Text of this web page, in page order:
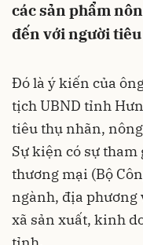
các sản phẩm
đến với người
Đó là ý kiến của
tịch UBND tỉnh
tiêu thụ nhãn,
Sự kiện có sự
thương mại (Bộ
ngành, địa phương
xã sản xuất, kinh